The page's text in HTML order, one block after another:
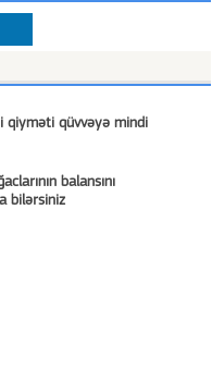
qiyməti qüvvəyə mindi
balansını
bilərsiniz